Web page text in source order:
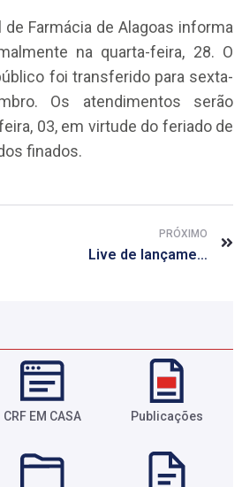
de Farmácia de Alagoas informa
na quarta-feira, 28. O
foi transferido para sexta-
Os atendimentos serão
03, em virtude do feriado de
finados.
PRÓXIMO
Live de lançamento de guia Prático de Autocuidado na Covid-19 acontece nesta quarta, 28, às 20h
CRF EM CASA Publicações